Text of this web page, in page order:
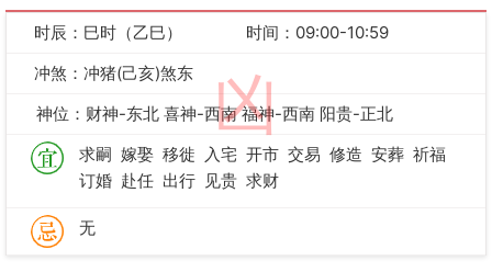
凶
时辰：巳时（乙巳）
时间：09:00-10:59
冲煞：冲猪(己亥)煞东
神位：财神-东北 喜神-西南 福神-西南 阳贵-正北
求嗣 嫁娶 移徙 入宅 开市 交易 修造 安葬 祈福
订婚 赴任 出行 见贵 求财
无